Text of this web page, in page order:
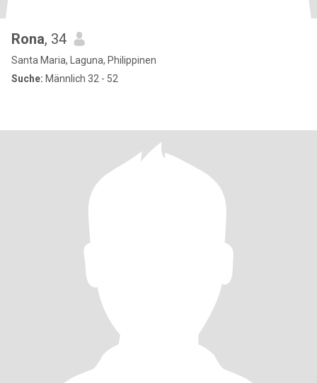
Rona, 34
Santa Maria, Laguna, Philippinen
Suche: Männlich 32 - 52